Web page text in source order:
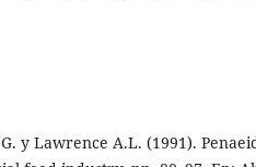
y Lawrence A.L. (1991).